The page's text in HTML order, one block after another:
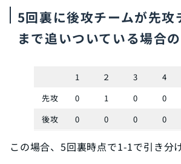
5回裏に後攻チームが先攻
まで追いついている場合
1 ２ 3 4
先攻
0 1 0 0
後攻
0 0 0 0
この場合、5回裏時点で1-1で引き分